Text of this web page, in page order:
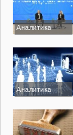
Аналитика
Аналитика